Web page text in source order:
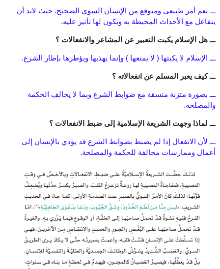
ـــ نعم أمر طبيعي ومتوقع من الإنسان السوي الصحيح. حيث لابد أن
يتفاعل مع الأحداث المحيطة به ويكون لها تأثير عليه.
ـــ هل الإسلام يكبت التعبير عن المشاعر والانفعالات ؟
ـــ الإسلام لا يكبتها ( لا يمنعها ) وإنما يهذبها ويؤطرها بإطار الشرع.
ـــ كيف يعبر المسلم عن انفعالاته ؟
ـــ بصورة متزنة متسقة مع ضوابط الشرع وبما لا يخالف الحكمة
والمصلحة.
ـــ لماذا وجهت الشريعة الإسلامية إلى ضبط الانفعالات ؟
ـــ لأن الانفعال إذا لم يضبط بضوابط الشرع قد يؤدي بالإنسان إلى
أعمال وممارسات مخالفة للحكمة والمصلحة.